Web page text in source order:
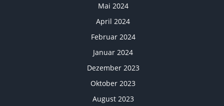
Mai 2024
April 2024
Februar 2024
Januar 2024
Dezember 2023
Oktober 2023
August 2023